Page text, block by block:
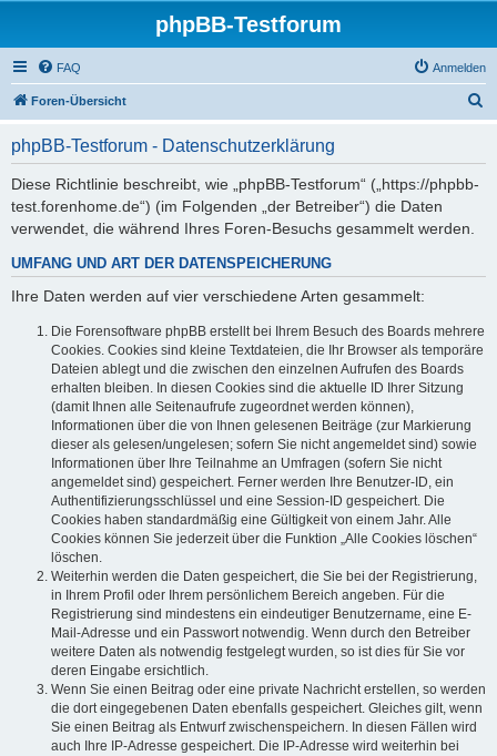
phpBB-Testforum
FAQ Anmelden
Foren-Übersicht
phpBB-Testforum - Datenschutzerklärung
Diese Richtlinie beschreibt, wie „phpBB-Testforum“ („https://phpbb-
test.forenhome.de“) (im Folgenden „der Betreiber“) die Daten
verwendet, die während Ihres Foren-Besuchs gesammelt werden.
UMFANG UND ART DER DATENSPEICHERUNG
Ihre Daten werden auf vier verschiedene Arten gesammelt:
Die Forensoftware phpBB erstellt bei Ihrem Besuch des Boards mehrere
Cookies. Cookies sind kleine Textdateien, die Ihr Browser als temporäre
Dateien ablegt und die zwischen den einzelnen Aufrufen des Boards
erhalten bleiben. In diesen Cookies sind die aktuelle ID Ihrer Sitzung
(damit Ihnen alle Seitenaufrufe zugeordnet werden können),
Informationen über die von Ihnen gelesenen Beiträge (zur Markierung
dieser als gelesen/ungelesen; sofern Sie nicht angemeldet sind) sowie
Informationen über Ihre Teilnahme an Umfragen (sofern Sie nicht
angemeldet sind) gespeichert. Ferner werden Ihre Benutzer-ID, ein
Authentifizierungsschlüssel und eine Session-ID gespeichert. Die
Cookies haben standardmäßig eine Gültigkeit von einem Jahr. Alle
Cookies können Sie jederzeit über die Funktion „Alle Cookies löschen“
löschen.
Weiterhin werden die Daten gespeichert, die Sie bei der Registrierung,
in Ihrem Profil oder Ihrem persönlichem Bereich angeben. Für die
Registrierung sind mindestens ein eindeutiger Benutzername, eine E-
Mail-Adresse und ein Passwort notwendig. Wenn durch den Betreiber
weitere Daten als notwendig festgelegt wurden, so ist dies für Sie vor
deren Eingabe ersichtlich.
Wenn Sie einen Beitrag oder eine private Nachricht erstellen, so werden
die dort eingegebenen Daten ebenfalls gespeichert. Gleiches gilt, wenn
Sie einen Beitrag als Entwurf zwischenspeichern. In diesen Fällen wird
auch Ihre IP-Adresse gespeichert. Die IP-Adresse wird weiterhin bei